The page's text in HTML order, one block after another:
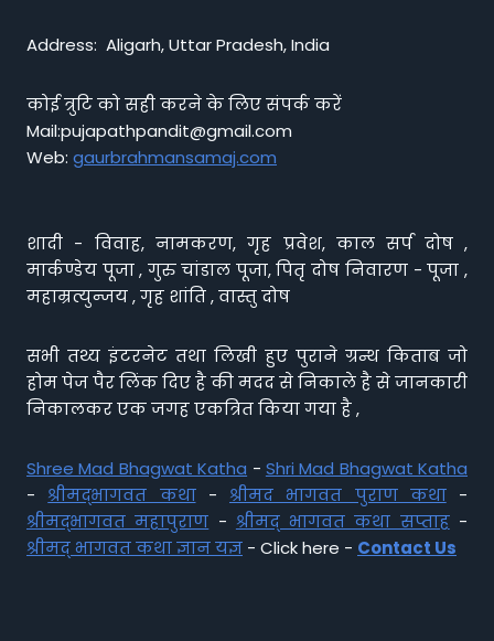
Address: Aligarh, Uttar Pradesh, India
कोई त्रुटि को सही करने के लिए संपर्क करें
Mail:pujapathpandit@gmail.com
Web: gaurbrahmansamaj.com
शादी - विवाह, नामकरण, गृह प्रवेश, काल सर्प दोष ,
मार्कण्डेय पूजा , गुरु चांडाल पूजा, पितृ दोष निवारण - पूजा ,
महाम्रत्युन्जय , गृह शांति , वास्तु दोष
सभी तथ्य इंटरनेट तथा लिखी हुए पुराने ग्रन्थ किताब जो
होम पेज पैर लिंक दिए है की मदद से निकाले है से जानकारी
निकालकर एक जगह एकत्रित किया गया है ,
Shree Mad Bhagwat Katha - Shri Mad Bhagwat Katha
- श्रीमद्भागवत कथा- श्रीमद भागवत पुराण कथा-
श्रीमद्भागवत महापुराण - श्रीमद् भागवत कथा सप्ताह-
श्रीमद् भागवत कथा ज्ञान यज्ञ - Click here - Contact Us